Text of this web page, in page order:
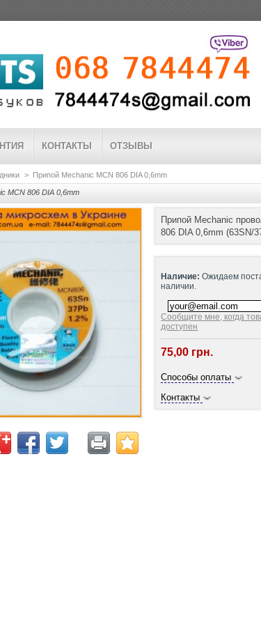
КОНТАКТЫ ОТЗЫВЫ
> Припой Mechanic MCN 806 DIA 0,6mm
MCN 806 DIA 0,6mm
Припой Mechanic
806 DIA 0,6mm (63SN/
Наличие: Ожидаем
наличии.
Сообщите мне, когда
доступен
75,00 грн.
Способы оплаты
Контакты